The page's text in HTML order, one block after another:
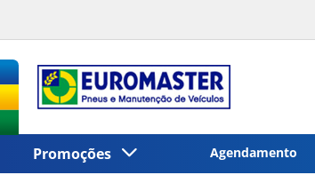
Promoções Agendamento